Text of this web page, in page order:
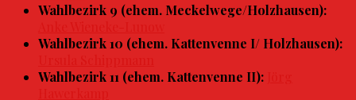
Wahlbezirk 9 (ehem. Meckelwege/Holzhausen):
Wahlbezirk 10 (ehem. Kattenvenne I/ Holzhausen):
Wahlbezirk 11 (ehem. Kattenvenne II):